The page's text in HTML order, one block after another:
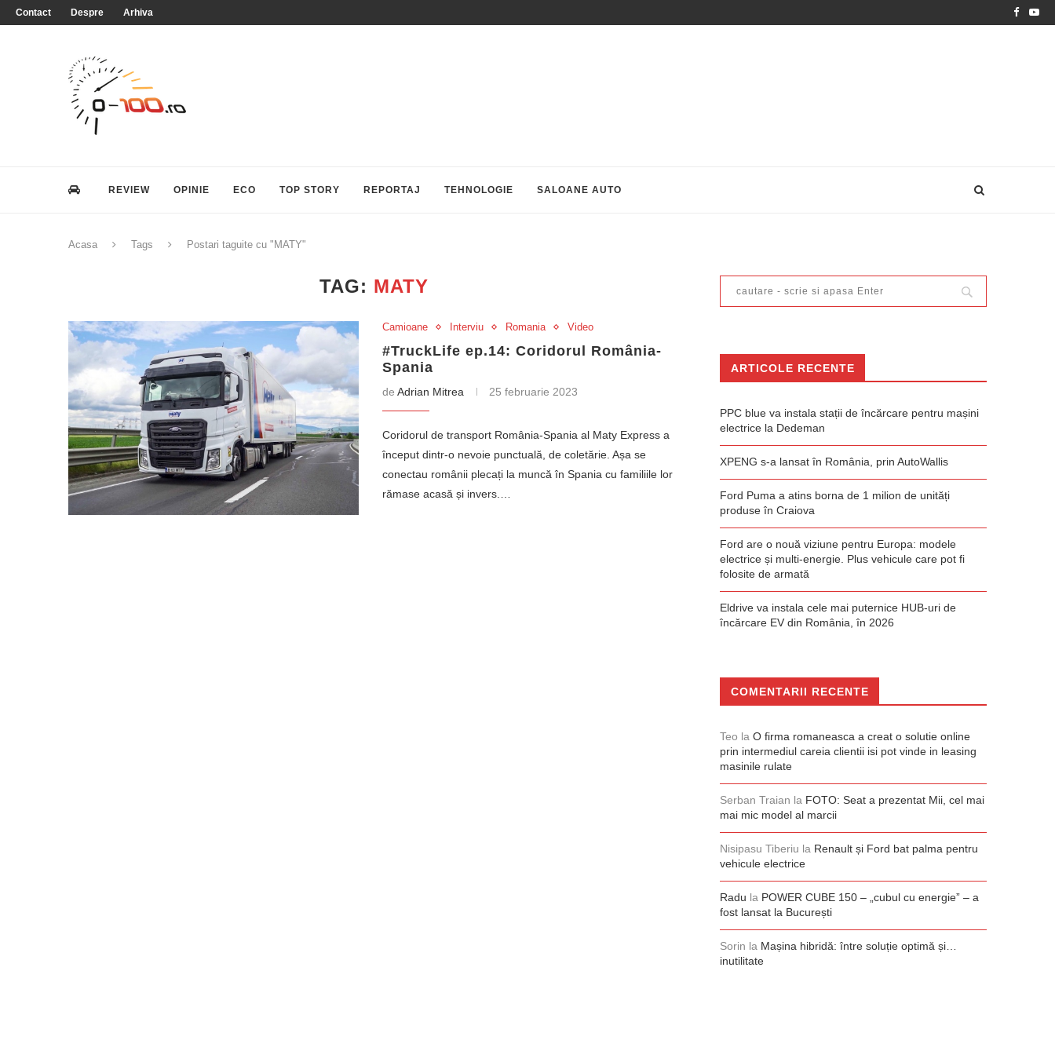
Contact Despre Arhiva
REVIEW OPINIE ECO TOP STORY REPORTAJ TEHNOLOGIE SALOANE AUTO
Acasa Tags Postari taguite cu "MATY"
TAG: MATY
Camioane Interviu Romania Video
#TruckLife ep.14: Coridorul România-
Spania
de Adrian Mitrea 25 februarie 2023
Coridorul de transport România-Spania al Maty Express a
început dintr-o nevoie punctuală, de coletărie. Așa se
conectau românii plecați la muncă în Spania cu familiile lor
rămase acasă și invers.…
ARTICOLE RECENTE
PPC blue va instala stații de încărcare pentru mașini
electrice la Dedeman
XPENG s-a lansat în România, prin AutoWallis
Ford Puma a atins borna de 1 milion de unități
produse în Craiova
Ford are o nouă viziune pentru Europa: modele
electrice și multi-energie. Plus vehicule care pot fi
folosite de armată
Eldrive va instala cele mai puternice HUB-uri de
încărcare EV din România, în 2026
COMENTARII RECENTE
Teo la O firma romaneasca a creat o solutie online
prin intermediul careia clientii isi pot vinde in leasing
masinile rulate
Serban Traian la FOTO: Seat a prezentat Mii, cel mai
mai mic model al marcii
Nisipasu Tiberiu la Renault și Ford bat palma pentru
vehicule electrice
Radu la POWER CUBE 150 – „cubul cu energie” – a
fost lansat la București
Sorin la Mașina hibridă: între soluție optimă și…
inutilitate